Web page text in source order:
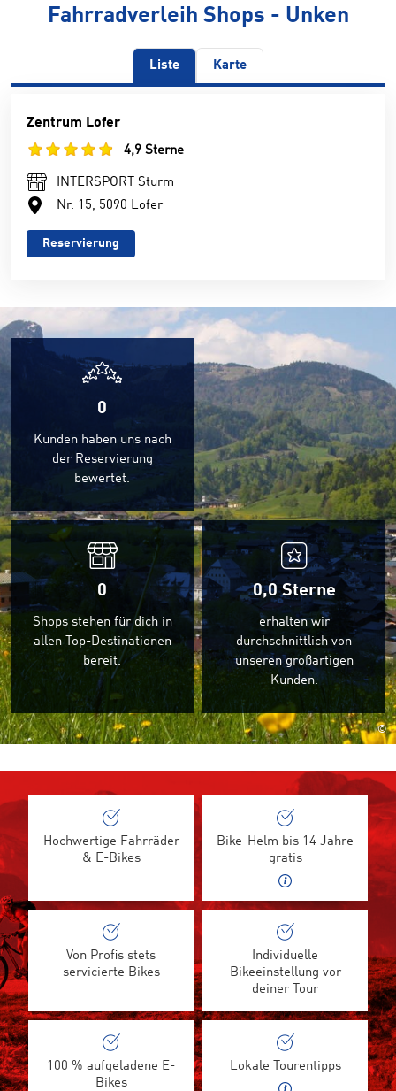
Fahrradverleih Shops - Unken
Liste Karte
Zentrum Lofer
4,9 Sterne
INTERSPORT Sturm
Nr. 15, 5090 Lofer
Reservierung
0
Kunden haben uns nach
der Reservierung
bewertet.
0
Shops stehen für dich in
allen Top-Destinationen
bereit.
0,0Sterne
erhalten wir
durchschnittlich von
unseren großartigen
Kunden.
©
Hochwertige Fahrräder
& E-Bikes
Bike-Helm bis 14 Jahre
gratis
Von Profis stets
servicierte Bikes
Individuelle
Bikeeinstellung vor
deiner Tour
100 % aufgeladene E-
Bikes
Lokale Tourentipps